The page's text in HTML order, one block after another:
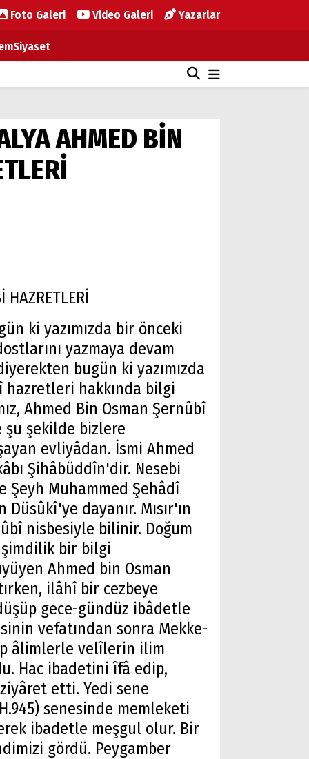
Foto Galeri Video Galeri Yazarlar
Siyaset
AHMED BİN
HAZRETLERİ
ki yazımızda bir önceki
yazmaya devam
bugün ki yazımızda
hazretleri hakkında bilgi
Ahmed Bin Osman Şernûbî
şekilde bizlere
evliyâdan. İsmi Ahmed
Şihâbüddîn'dir. Nesebi
Şeyh Muhammed Şehâdî
dayanır. Mısır'ın
nisbesiyle bilinir. Doğum
şimdilik bir bilgi
Ahmed bin Osman
ilâhî bir cezbeye
gece-gündüz ibâdetle
vefatından sonra Mekke-
âlimlerle velîlerin ilim
Hac ibadetini îfâ edip,
etti. Yedi sene
senesinde memleketi
ibadetle meşgul olur. Bir
gördü. Peygamber